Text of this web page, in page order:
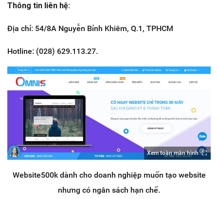
Thông tin liên hệ:
Địa chỉ: 54/8A Nguyễn Bỉnh Khiêm, Q.1, TPHCM
Hotline: (028) 629.113.27.
Xem toàn màn hình
Website500k dành cho doanh nghiệp muốn tạo website
nhưng có ngân sách hạn chế.